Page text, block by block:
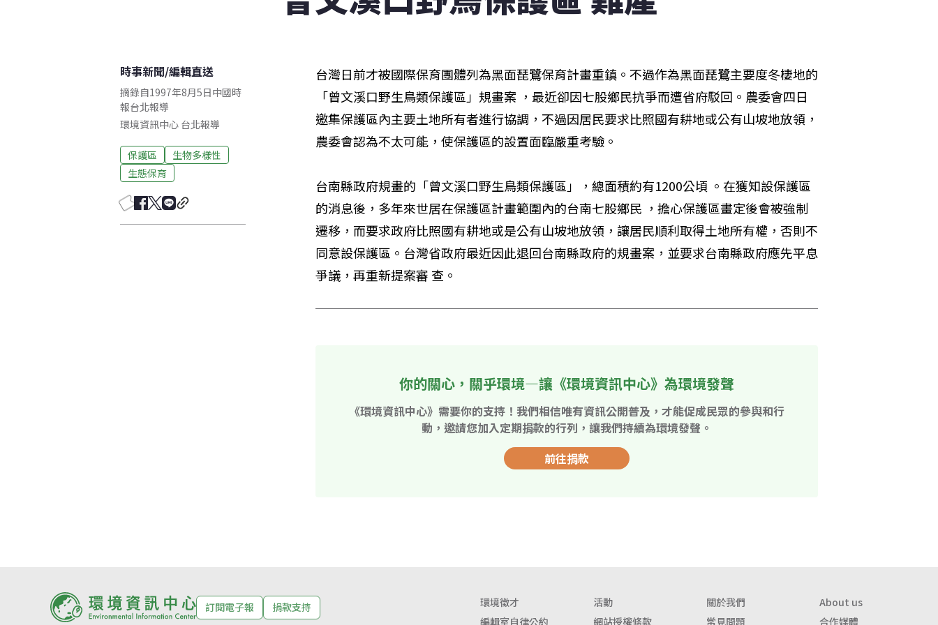
時事新聞/編輯直送
摘錄自1997年8月5日中國時
報台北報導
環境資訊中心 台北報導
保護區
生物多樣性
生態保育
台灣日前才被國際保育團體列為黑面琵鷺保育計畫重鎮。不過作為黑面琵鷺主要度冬棲地的
「曾文溪口野生鳥類保護區」規畫案 ，最近卻因七股鄉民抗爭而遭省府駁回。農委會四日
邀集保護區內主要土地所有者進行協調，不過因居民要求比照國有耕地或公有山坡地放領，
農委會認為不太可能，使保護區的設置面臨嚴重考驗。
台南縣政府規畫的「曾文溪口野生鳥類保護區」，總面積約有1200公頃 。在獲知設保護區
的消息後，多年來世居在保護區計畫範圍內的台南七股鄉民 ，擔心保護區畫定後會被強制
遷移，而要求政府比照國有耕地或是公有山坡地放領，讓居民順利取得土地所有權，否則不
同意設保護區。台灣省政府最近因此退回台南縣政府的規畫案，並要求台南縣政府應先平息
爭議，再重新提案審 查。
你的關心，關乎環境—讓《環境資訊中心》為環境發聲
《環境資訊中心》需要你的支持！我們相信唯有資訊公開普及，才能促成民眾的參與和行
動，邀請您加入定期捐款的行列，讓我們持續為環境發聲。
前往捐款
訂閱電子報 捐款支持 環境徵才 活動 關於我們
About us
編輯室自律公約
網站授權條款 常見問題 合作媒體